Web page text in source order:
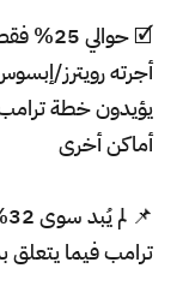
🗹
يؤيدون خطة
أماكن أخرى
ترامب فيما يتعلق